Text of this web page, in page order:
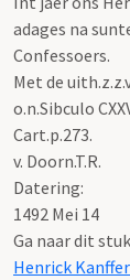
adages na
Confessoers.
Met de
o.n.Sibculo
Cart.p.273.
v. Doorn.T.R.
Datering:
1492 Mei 14
Ga naar dit
Henrick